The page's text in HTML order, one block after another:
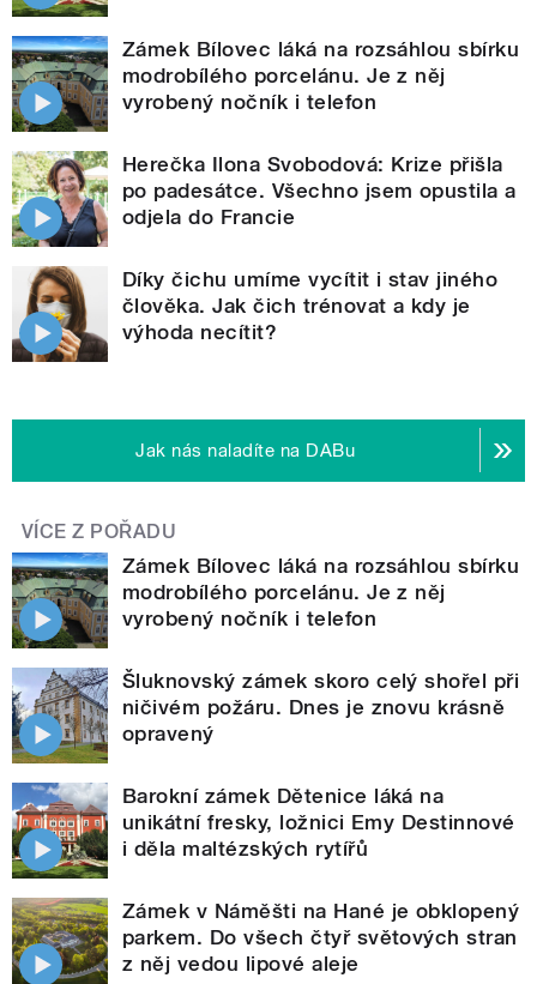
Zámek Bílovec láká na rozsáhlou sbírku
modrobílého porcelánu. Je z něj
vyrobený nočník i telefon
Herečka Ilona Svobodová: Krize přišla
po padesátce. Všechno jsem opustila a
odjela do Francie
Díky čichu umíme vycítit i stav jiného
člověka. Jak čich trénovat a kdy je
výhoda necítit?
Jak nás naladíte na DABu
VÍCE Z POŘADU
Zámek Bílovec láká na rozsáhlou sbírku
modrobílého porcelánu. Je z něj
vyrobený nočník i telefon
Šluknovský zámek skoro celý shořel při
ničivém požáru. Dnes je znovu krásně
opravený
Barokní zámek Dětenice láká na
unikátní fresky, ložnici Emy Destinnové
i děla maltézských rytířů
Zámek v Náměšti na Hané je obklopený
parkem. Do všech čtyř světových stran
z něj vedou lipové aleje